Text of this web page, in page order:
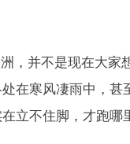
，并不是现在大家
在寒风凄雨中，甚
立不住脚，才跑哪